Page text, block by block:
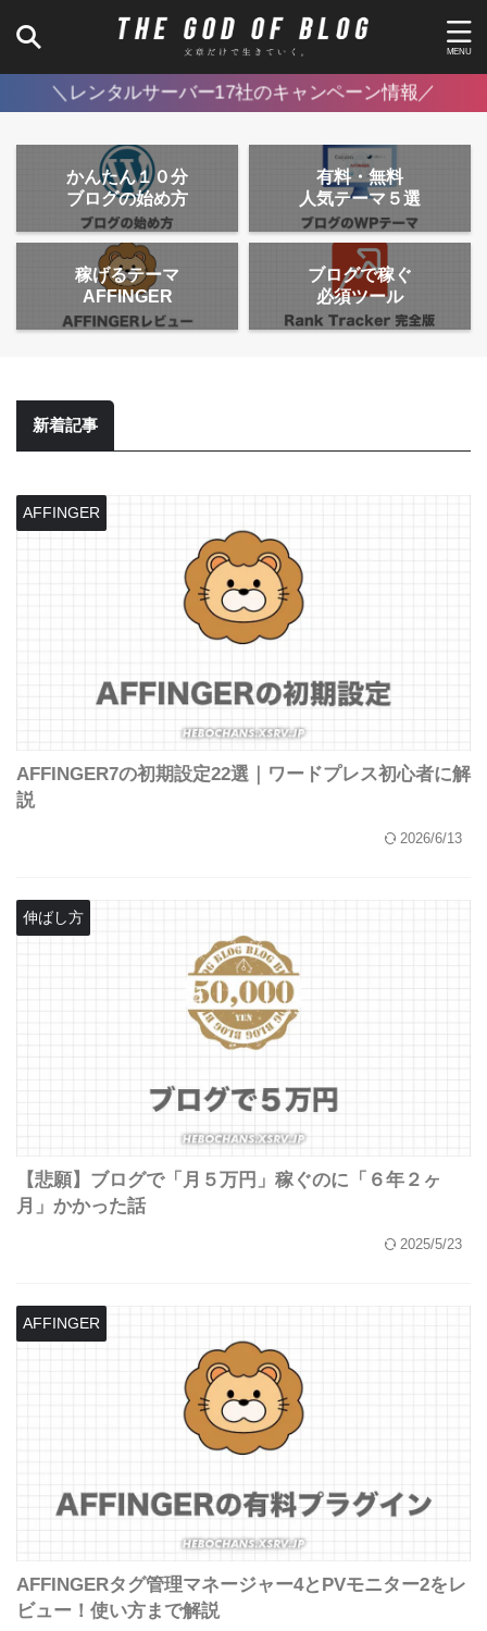
＼レンタルサーバー17社のキャンペーン情報／
かんたん１０分
ブログの始め方
有料・無料
人気テーマ５選
稼げるテーマ
AFFINGER
ブログで稼ぐ
必須ツール
新着記事
AFFINGER
AFFINGER7の初期設定22選｜ワードプレス初心者に解
説
2026/6/13
伸ばし方
【悲願】ブログで「月５万円」稼ぐのに「６年２ヶ
月」かかった話
2025/5/23
AFFINGER
AFFINGERタグ管理マネージャー4とPVモニター2をレ
ビュー！使い方まで解説